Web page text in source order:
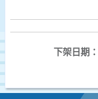
下架日期：